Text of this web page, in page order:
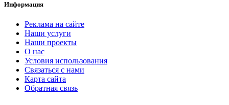
Информация
Реклама на сайте
Наши услуги
Наши проекты
О нас
Условия использования
Связаться с нами
Карта сайта
Обратная связь